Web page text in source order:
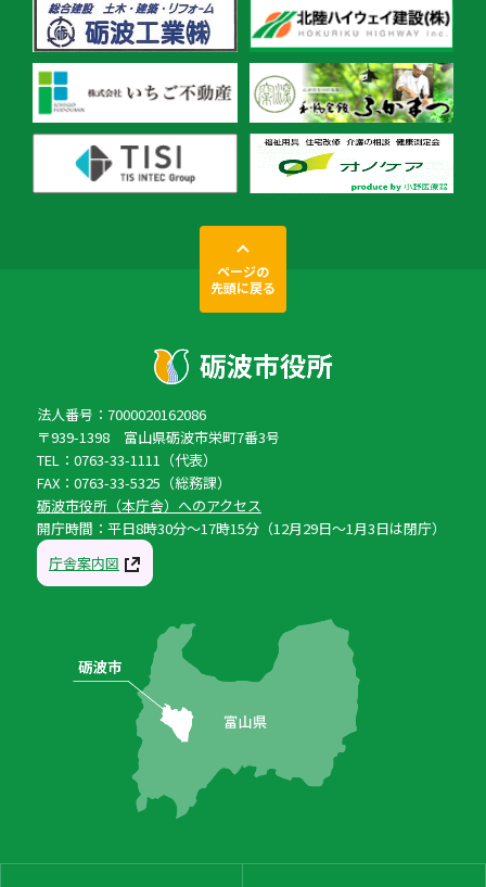
ページの
先頭に戻る
法人番号：7000020162086
〒939-1398 富山県砺波市栄町7番3号
TEL：0763-33-1111（代表）
FAX：0763-33-5325（総務課）
砺波市役所（本庁舎）へのアクセス
開庁時間：平日8時30分〜17時15分（12月29日〜1月3日は閉庁）
庁舎案内図